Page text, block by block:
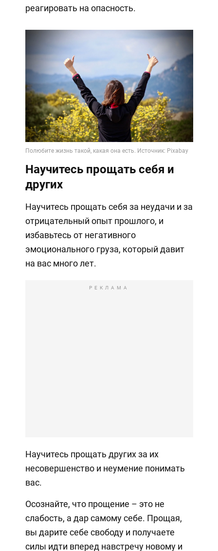
реагировать на опасность.
Научитесь прощать себя и
других
Научитесь прощать себя за неудачи и за
отрицательный опыт прошлого, и
избавьтесь от негативного
эмоционального груза, который давит
на вас много лет.
РЕКЛАМА
Научитесь прощать других за их
несовершенство и неумение понимать
вас.
Осознайте, что прощение – это не
слабость, а дар самому себе. Прощая,
вы дарите себе свободу и получаете
силы идти вперед навстречу новому и